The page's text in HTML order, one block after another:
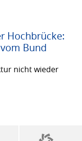
Hochbrücke:
Bund
nicht wieder